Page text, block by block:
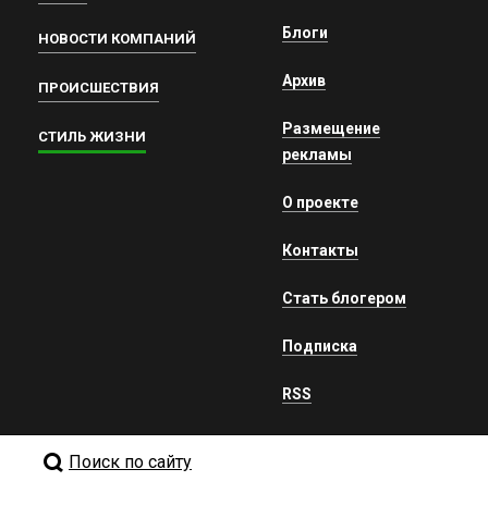
НОВОСТИ КОМПАНИЙ
ПРОИСШЕСТВИЯ
СТИЛЬ ЖИЗНИ
Блоги
Архив
Размещение
рекламы
О проекте
Контакты
Стать блогером
Подписка
RSS
Поиск по сайту